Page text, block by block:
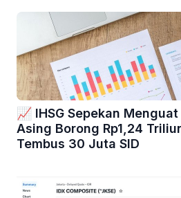
📈 IHSG Sepekan
Asing Borong Rp1,24
Tembus 30 Juta SID